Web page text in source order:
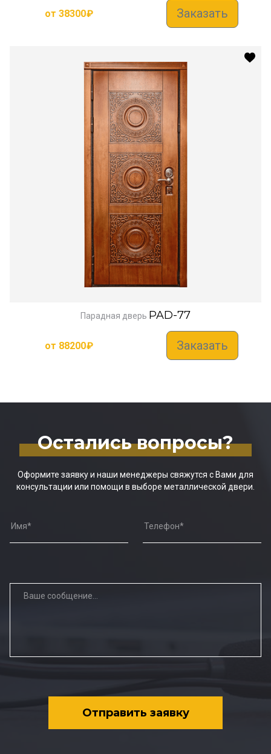
от 38300₽ Заказать
Парадная дверь PAD-77
от 88200₽ Заказать
Остались вопросы?
Оформите заявку и наши менеджеры свяжутся с Вами для
консультации или помощи в выборе металлической двери.
Отправить заявку